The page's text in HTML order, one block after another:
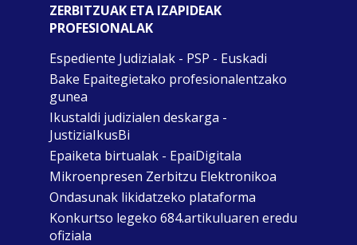
ZERBITZUAK ETA IZAPIDEAK
PROFESIONALAK
Espediente Judizialak - PSP - Euskadi
Bake Epaitegietako profesionalentzako
gunea
Ikustaldi judizialen deskarga -
JustiziaIkusBi
Epaiketa birtualak - EpaiDigitala
Mikroenpresen Zerbitzu Elektronikoa
Ondasunak likidatzeko plataforma
Konkurtso legeko 684.artikuluaren eredu
ofiziala